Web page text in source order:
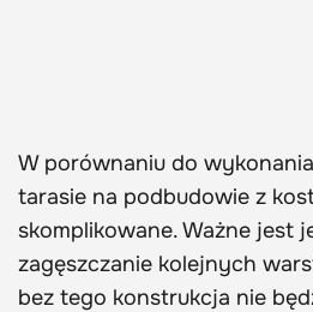
W porównaniu do
tarasie na podbudowie z
skomplikowane. Ważne jest
zagęszczanie kolejnych
bez tego konstrukcja nie